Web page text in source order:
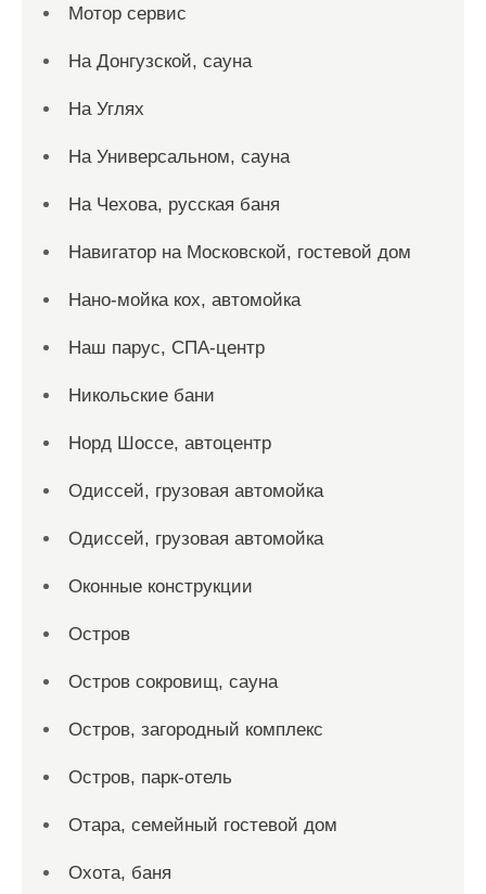
Мотор сервис
На Донгузской, сауна
На Углях
На Универсальном, сауна
На Чехова, русская баня
Навигатор на Московской, гостевой дом
Нано-мойка кох, автомойка
Наш парус, СПА-центр
Никольские бани
Норд Шоссе, автоцентр
Одиссей, грузовая автомойка
Одиссей, грузовая автомойка
Оконные конструкции
Остров
Остров сокровищ, сауна
Остров, загородный комплекс
Остров, парк-отель
Отара, семейный гостевой дом
Охота, баня